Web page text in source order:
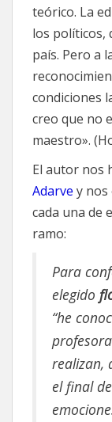
teórico. La
los políticos,
país. Pero a
condiciones
creo que no
maestro».
El autor nos
Adarve y nos
cada una de
ramo:
Para
elegido
“he
realizan,
el final